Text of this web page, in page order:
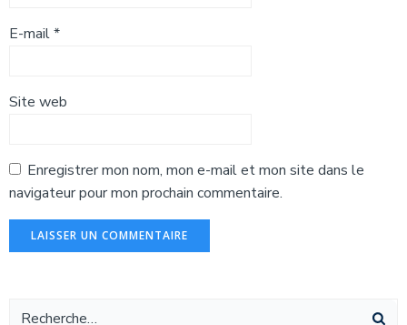
E-mail*
Site web
Enregistrer mon nom, mon e-mail et mon site dans le
navigateur pour mon prochain commentaire.